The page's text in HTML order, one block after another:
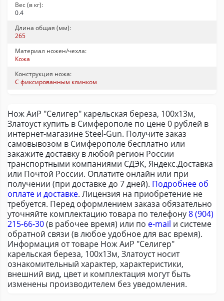
Вес (в кг):
0.4
Длина общая (мм):
265
Материал ножен/чехла:
Кожа
Конструкция ножа:
С фиксированным клинком
Нож АиР "Селигер" карельская береза, 100х13м,
Златоуст купить в Симферополе по цене 0 рублей в
интернет-магазине Steel-Gun. Получите заказ
самовывозом в Симферополе бесплатно или
закажите доставку в любой регион России
транспортными компаниями СДЭК, Яндекс.Доставка
или Почтой России. Оплатите онлайн или при
получении (при доставке до 7 дней). Подробнее об
оплате и доставке. Лицензия на приобретение не
требуется. Перед оформлением заказа обязательно
уточняйте комплектацию товара по телефону8 (904)
215-66-30(в рабочее время) или по e-mail и системе
обратной связи (в любое удобное для вас время).
Информация от товаре Нож АиР "Селигер"
карельская береза, 100х13м, Златоуст носит
ознакомительный характер, характеристики,
внешний вид, цвет и комплектация могут быть
изменены производителем без уведомления.